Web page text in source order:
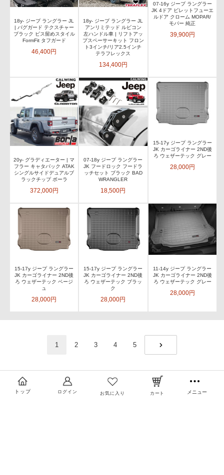
18y- ジープ ラングラー JL
| バグガード テクスチャー
ブラック ビス留めスタイル
FormFit タフガード
46,400円
18y- ジープ ラングラー JL
アンリミテッド ルビコン
左ハンドル車 | リフトアッ
プスペーサーキット フロン
ト3インチ/リア2.5インチ
テラフレックス
134,400円
07-16y ジープ ラングラー
JK 4ドア ビレットフューエ
ルドア クローム MOPAR/
モパー 純正
39,900円
20y- グラディエーター | マ
フラー キャタバック ATAK
シングルサイドデュアルブ
ラックチップ ボーラ
372,000円
07-18y ジープ ラングラー
JK フードロック フードラ
ッチセット ブラック BAD
WRANGLER
18,500円
15-17y ジープ ラングラー
JK カーゴライナー 2ND後
ろ ウェザーテック グレー
28,000円
15-17y ジープ ラングラー
JK カーゴライナー 2ND後
ろ ウェザーテック ベージ
ュ
28,000円
15-17y ジープ ラングラー
JK カーゴライナー 2ND後
ろ ウェザーテック ブラッ
ク
28,000円
11-14y ジープ ラングラー
JK カーゴライナー 2ND後
ろ ウェザーテック グレー
28,000円
1 2 3 4
5
トップ ログイン お気に入り カート メニュー